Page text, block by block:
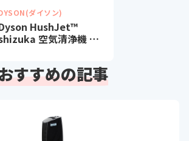
ダイソン)
HushJet™
空気清浄機 ブ
すすめの記事